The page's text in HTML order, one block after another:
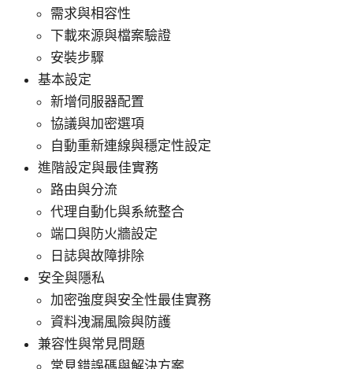
需求與相容性
下載來源與檔案驗證
安裝步驟
基本設定
新增伺服器配置
協議與加密選項
自動重新連線與穩定性設定
進階設定與最佳實務
路由與分流
代理自動化與系統整合
端口與防火牆設定
日誌與故障排除
安全與隱私
加密強度與安全性最佳實務
資料洩漏風險與防護
兼容性與常見問題
常見錯誤碼與解決方案